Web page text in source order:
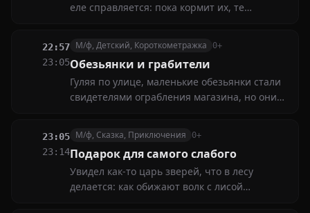
еле справляется: пока кормит их, те
22:57
23:05
М/ф, Детский, Короткометражка 0+
Обезьянки и грабители
Гуляя по улице, маленькие обезьянки стали
свидетелями ограбления магазина, но они
23:05
23:14
М/ф, Сказка, Приключения 0+
Подарок для самого слабого
Увидел как-то царь зверей, что в лесу
делается: как обижают волк с лисой